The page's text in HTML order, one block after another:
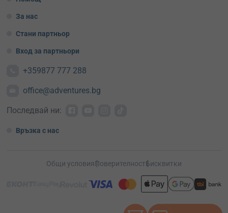
За нас
Стани партньор
Вход за партньори
+359877 777 288
office@adventures.bg
Последвай ни:
Връзка с нас
Общи условияПоверителностБисквитки